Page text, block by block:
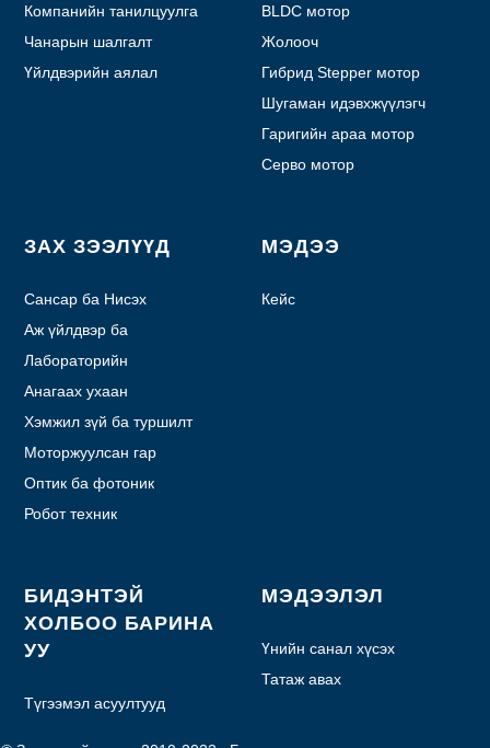
Компанийн танилцуулга
Чанарын шалгалт
Үйлдвэрийн аялал
BLDC мотор
Жолооч
Гибрид Stepper мотор
Шугаман идэвхжүүлэгч
Гаригийн араа мотор
Серво мотор
ЗАХ ЗЭЭЛҮҮД
Сансар ба Нисэх
Аж үйлдвэр ба
автоматжуулалт
Лабораторийн
автоматжуулалт
Анагаах ухаан
Хэмжил зүй ба туршилт
Моторжуулсан гар
төхөөрөмж
Оптик ба фотоник
Робот техник
МЭДЭЭ
Кейс
БИДЭНТЭЙ
ХОЛБОО БАРИНА
УУ
Түгээмэл асуултууд
МЭДЭЭЛЭЛ
Үнийн санал хүсэх
Татаж авах